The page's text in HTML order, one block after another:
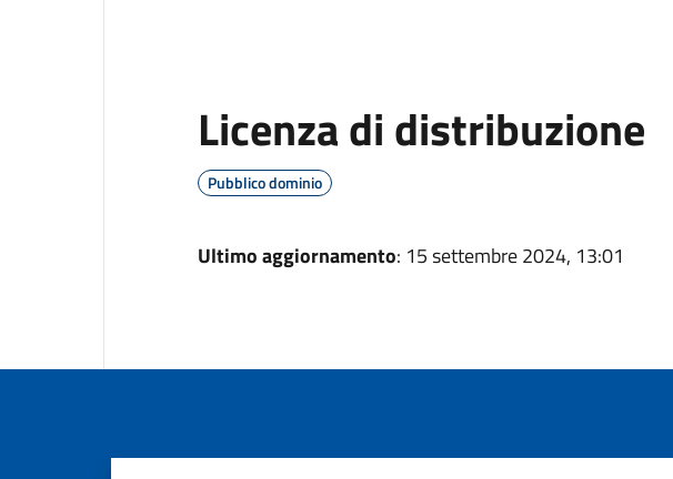
Licenza di distribuzione
Pubblico dominio
Ultimo aggiornamento: 15 settembre 2024, 13:01